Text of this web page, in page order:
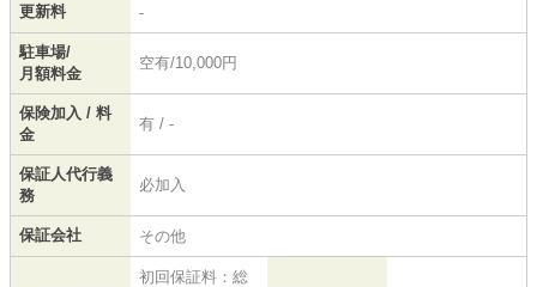
更新料 -
駐車場/
月額料金
空有/10,000円
保険加入 / 料
金
有 / -
保証人代行義
務
必加入
保証会社 その他
初回保証料：総